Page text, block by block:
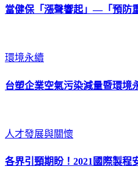
當健保「漲聲響起」—「預防
環境永續
台塑企業空氣污染減量暨環境
人才發展與關懷
各界引頸期盼！2021國際製程